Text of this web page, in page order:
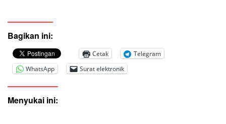
Bagikan ini:
Cetak
Telegram
WhatsApp
Surat elektronik
Menyukai ini: